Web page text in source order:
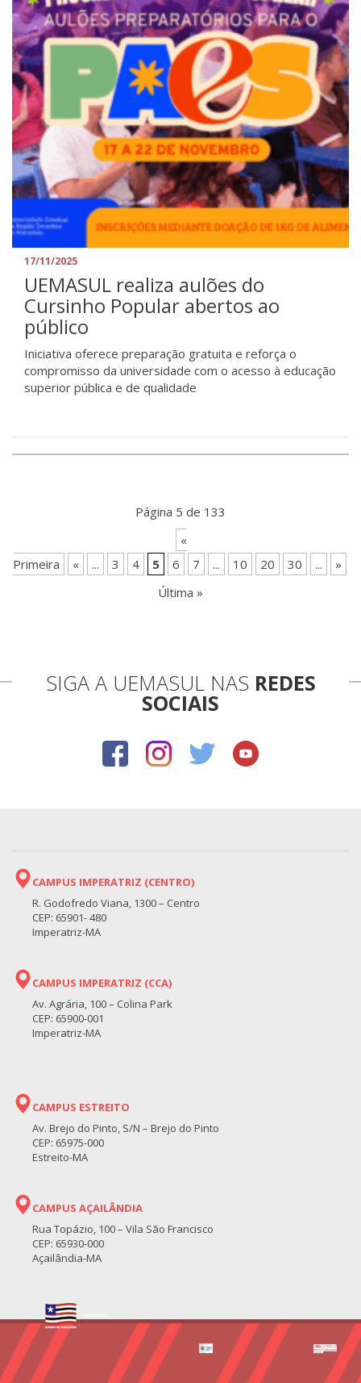
17/11/2025
UEMASUL realiza aulões do
Cursinho Popular abertos ao
público
Iniciativa oferece preparação gratuita e reforça o
compromisso da universidade com o acesso à educação
superior pública e de qualidade
Página 5 de 133
«
Primeira
« ... 3 4 5 6 7 ... 10 20 30 ...
»
Última »
SIGA A UEMASUL NAS REDES
SOCIAIS
CAMPUS IMPERATRIZ (CENTRO)
R. Godofredo Viana, 1300 – Centro
CEP: 65901- 480
Imperatriz-MA
CAMPUS IMPERATRIZ (CCA)
Av. Agrária, 100 – Colina Park
CEP: 65900-001
Imperatriz-MA
CAMPUS ESTREITO
Av. Brejo do Pinto, S/N – Brejo do Pinto
CEP: 65975-000
Estreito-MA
CAMPUS AÇAILÂNDIA
Rua Topázio, 100 – Vila São Francisco
CEP: 65930-000
Açailândia-MA